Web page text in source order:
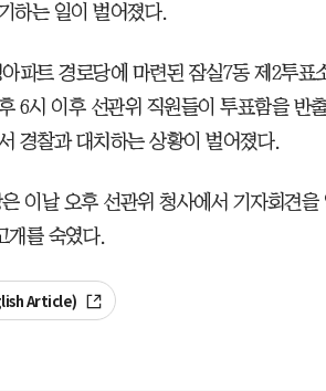
하는 일이 벌어졌다.
파트 경로당에 마련된 잠실7동 제2투표
6시 이후 선관위 직원들이 투표함을 반
경찰과 대치하는 상황이 벌어졌다.
이날 오후 선관위 청사에서 기자회견을
개를 숙였다.
Article)